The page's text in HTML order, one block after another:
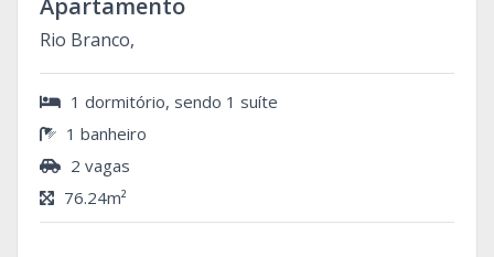
Apartamento
Rio Branco,
1 dormitório, sendo 1 suíte
1 banheiro
2 vagas
76.24m²